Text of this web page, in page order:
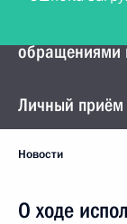
Управление
обращениями
Личный приём
Новости
О ходе